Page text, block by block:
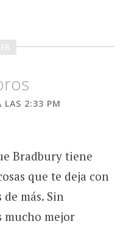
LAS 2:33 PM
Bradbury tiene
que te deja con
más. Sin
mucho mejor